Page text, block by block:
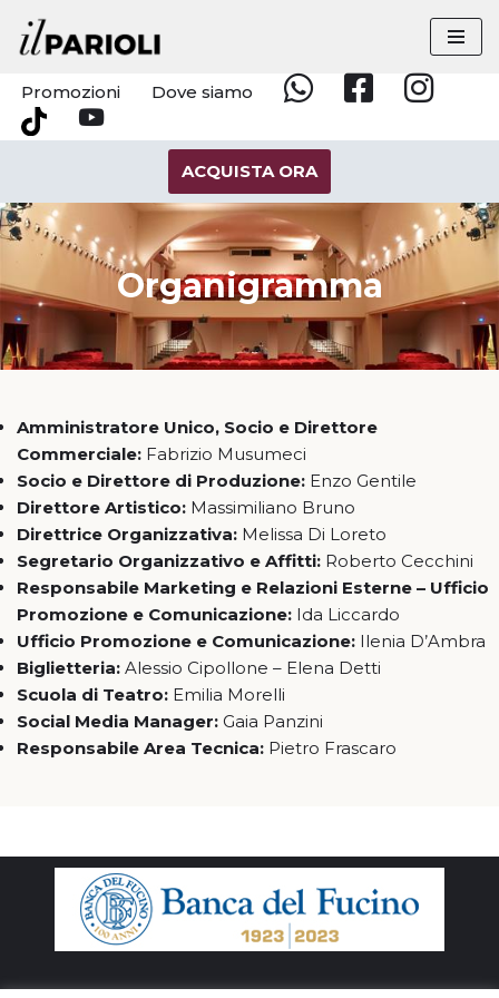
Vai
al
contenuto
Promozioni Dove siamo
WhatsappFacebookInstagram
Tik
YouTube
ACQUISTA ORA
Organigramma
Amministratore Unico, Socio e Direttore
Commerciale: Fabrizio Musumeci
Socio e Direttore di Produzione: Enzo Gentile
Direttore Artistico: Massimiliano Bruno
Direttrice Organizzativa: Melissa Di Loreto
Segretario Organizzativo e Affitti: Roberto Cecchini
Responsabile Marketing e Relazioni Esterne – Ufficio
Promozione e Comunicazione: Ida Liccardo
Ufficio Promozione e Comunicazione: Ilenia D’Ambra
Biglietteria: Alessio Cipollone – Elena Detti
Scuola di Teatro: Emilia Morelli
Social Media Manager: Gaia Panzini
Responsabile Area Tecnica: Pietro Frascaro